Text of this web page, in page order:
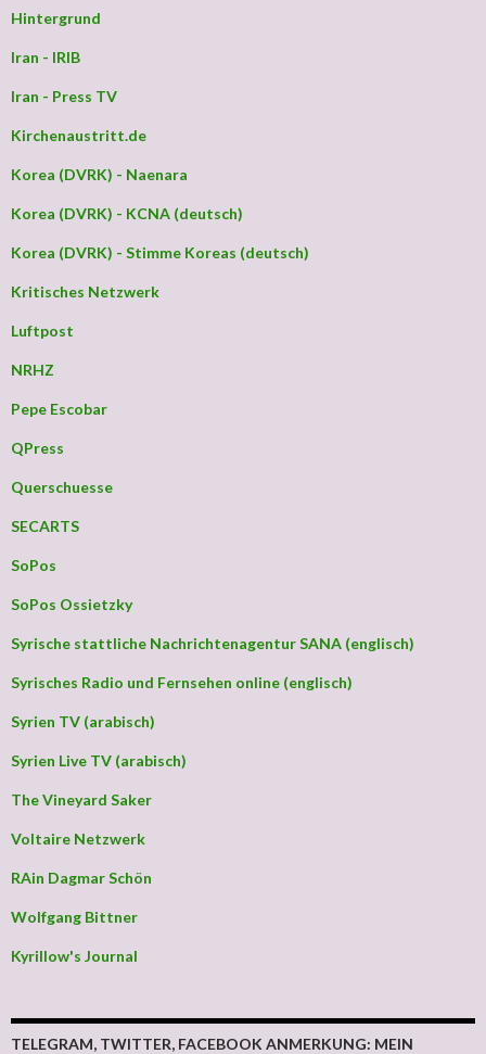
Hintergrund
Iran - IRIB
Iran - Press TV
Kirchenaustritt.de
Korea (DVRK) - Naenara
Korea (DVRK) - KCNA (deutsch)
Korea (DVRK) - Stimme Koreas (deutsch)
Kritisches Netzwerk
Luftpost
NRHZ
Pepe Escobar
QPress
Querschuesse
SECARTS
SoPos
SoPos Ossietzky
Syrische stattliche Nachrichtenagentur SANA (englisch)
Syrisches Radio und Fernsehen online (englisch)
Syrien TV (arabisch)
Syrien Live TV (arabisch)
The Vineyard Saker
Voltaire Netzwerk
RAin Dagmar Schön
Wolfgang Bittner
Kyrillow's Journal
TELEGRAM, TWITTER, FACEBOOK ANMERKUNG: MEIN